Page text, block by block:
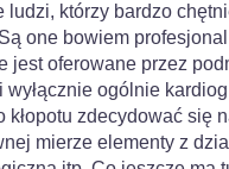
ludzi, którzy bardzo
one bowiem
jest oferowane przez
wyłącznie ogólnie
kłopotu zdecydować się
mierze elementy z